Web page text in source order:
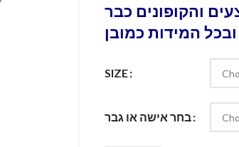
והקופונים כבר
המידות כמובן
SIZE
בחר אישה או גבר